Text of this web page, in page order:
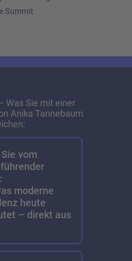
Summit
Was Sie mit einer
Anika Tannebaum
vom
moderne
heute
– direkt aus